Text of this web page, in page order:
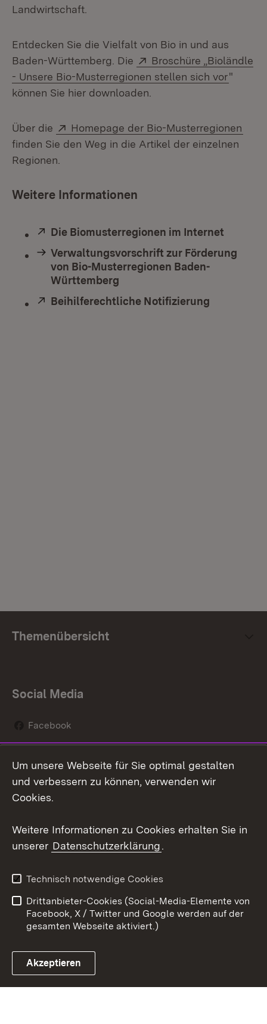
Landwirtschaft.
Entdecken Sie die Vielfalt von Bio in und aus
Baden-Württemberg. Die
Extern:
Broschüre „Bioländle
- Unsere Bio-Musterregionen stellen sich vor(Öffnet
"
können Sie hier downloaden.
Über die Extern:
Homepage der Bio-Musterregionen
finden Sie den Weg in die Artikel der einzelnen
Regionen.
Weitere Informationen
Extern:
Die Biomusterregionen im Internet
Verwaltungsvorschrift zur Förderung
von Bio-Musterregionen Baden-
Württemberg
Extern:
Beihilferechtliche Notifizierung
Themenübersicht
Social Media
Facebook
Social Wall
Youtube
Link zum Landesportal
Kontakt
Datenschutz
Barrierefreiheit
Impressum Cookies
Um unsere Webseite für Sie optimal gestalten
und verbessern zu können, verwenden wir
Cookies.
Weitere Informationen zu Cookies erhalten Sie in
unserer Datenschutzerklärung.
Technisch notwendige Cookies
Drittanbieter-Cookies (Social-Media-Elemente von
Facebook, X / Twitter und Google werden auf der
gesamten Webseite aktiviert.)
Akzeptieren